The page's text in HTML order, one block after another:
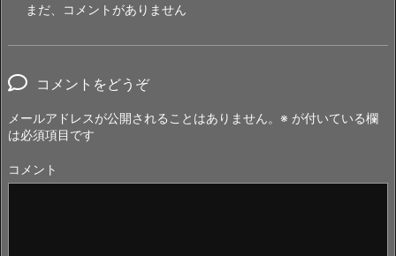
まだ、コメントがありません
コメントをどうぞ
メールアドレスが公開されることはありません。 ※ が付いている欄
は必須項目です
コメント